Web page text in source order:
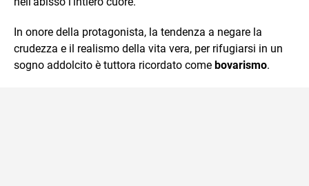
In onore della protagonista, la tendenza a negare la
crudezza e il realismo della vita vera, per rifugiarsi in un
sogno addolcito è tuttora ricordato come bovarismo.